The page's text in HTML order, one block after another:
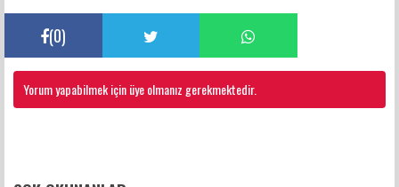
(0)
Yorum yapabilmek için üye olmanız gerekmektedir.